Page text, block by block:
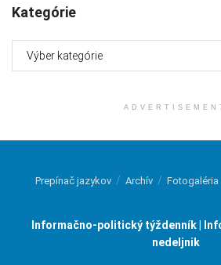
Kategórie
Prepínač jazykov Archív Fotogaléria
Informačno-politický týždenník |
nedeljnik